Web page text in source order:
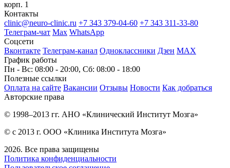
корп. 1
Контакты
clinic@neuro-clinic.ru +7 343 379-04-60 +7 343 311-33-80
Телеграм-чат Max WhatsApp
Соцсети
Вконтакте Телеграм-канал Одноклассники Дзен МАХ
График работы
Пн - Вс: 08:00 - 20:00, Сб: 08:00 - 18:00
Полезные ссылки
Оплата на сайте Вакансии Отзывы Новости Как добраться
Авторские права
© 1998–2013 гг. АНО «Клинический Институт Мозга»
© с 2013 г. ООО «Клиника Института Мозга»
2026. Все права защищены
Политика конфиденциальности